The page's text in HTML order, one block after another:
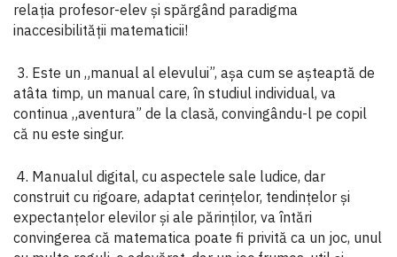
relația profesor-elev și spărgând paradigma
inaccesibilității matematicii!
3. Este un „manual al elevului”, așa cum se așteaptă de
atâta timp, un manual care, în studiul individual, va
continua „aventura” de la clasă, convingându-l pe copil
că nu este singur.
4. Manualul digital, cu aspectele sale ludice, dar
construit cu rigoare, adaptat cerințelor, tendințelor și
expectanțelor elevilor și ale părinților, va întări
convingerea că matematica poate fi privită ca un joc, unul